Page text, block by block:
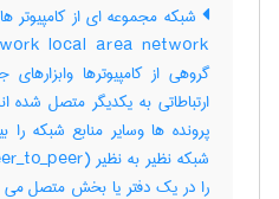
شبکه مجموعه ای از کامپیوتر
گروهی از کامپیوترها
ارتباطاتی به یکدیگر متصل شده
پرونده ها وسایر منابع شبکه را